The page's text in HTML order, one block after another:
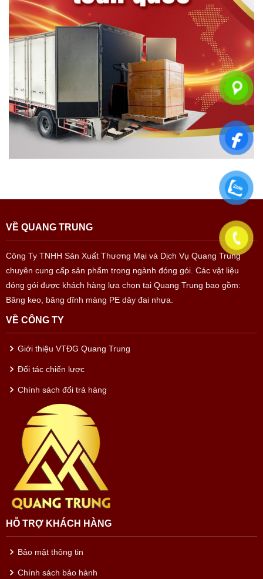
VỀ QUANG TRUNG
Công Ty TNHH Sản Xuất Thương Mại và Dịch Vụ Quang Trung
chuyên cung cấp sản phẩm trong ngành đóng gói. Các vật liệu
đóng gói được khách hàng lựa chọn tại Quang Trung bao gồm:
Băng keo, băng dĩnh màng PE dây đai nhựa.
VỀ CÔNG TY
Giới thiệu VTĐG Quang Trung
Đối tác chiến lược
Chính sách đổi trả hàng
HỖ TRỢ KHÁCH HÀNG
Bảo mật thông tin
Chính sách bảo hành